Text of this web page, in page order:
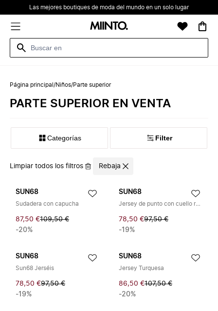
Las mejores boutiques de moda del mundo en un solo lugar
Página principal /Niños/Parte superior
PARTE SUPERIOR EN VENTA
Categorías Filter
Limpiar todos los filtros Rebaja
SUN68
Sudadera con capucha
87,50 €109,50 €
-20%
SUN68
Jersey de punto con cuello redondo
78,50 €97,50 €
-19%
SUN68
Sun68 Jerséis
78,50 €97,50 €
-19%
SUN68
Jersey Turquesa
86,50 €107,50 €
-20%